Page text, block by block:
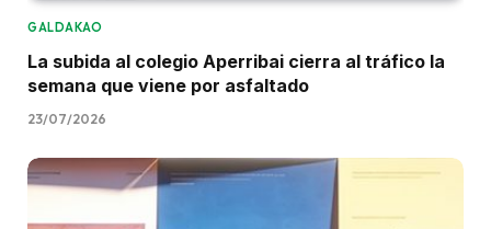
GALDAKAO
La subida al colegio Aperribai cierra al tráfico la
semana que viene por asfaltado
23/07/2026